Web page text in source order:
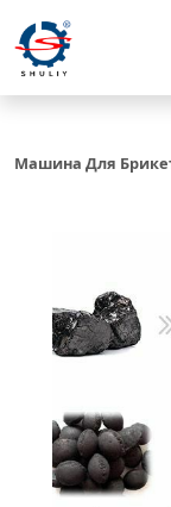
Машина Для